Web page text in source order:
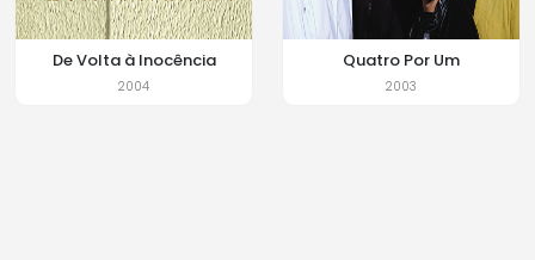
De Volta à Inocência
2004
Quatro Por Um
2003